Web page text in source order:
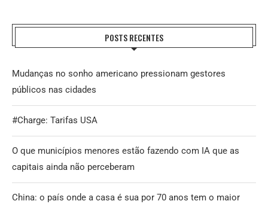
POSTS RECENTES
Mudanças no sonho americano pressionam gestores
públicos nas cidades
#Charge: Tarifas USA
O que municípios menores estão fazendo com IA que as
capitais ainda não perceberam
China: o país onde a casa é sua por 70 anos tem o maior